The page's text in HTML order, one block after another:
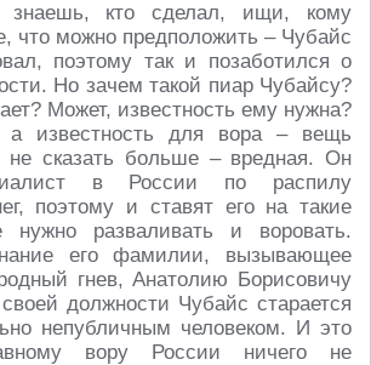
кто сделал, ищи, кому
что можно предположить – Чубайс
поэтому так и позаботился о
Но зачем такой пиар Чубайсу?
Может, известность ему нужна?
известность для вора – вещь
не сказать больше – вредная. Он
в России по распилу
поэтому и ставят его на такие
нужно разваливать и воровать.
его фамилии, вызывающее
гнев, Анатолию Борисовичу
должности Чубайс старается
непубличным человеком. И это
вору России ничего не